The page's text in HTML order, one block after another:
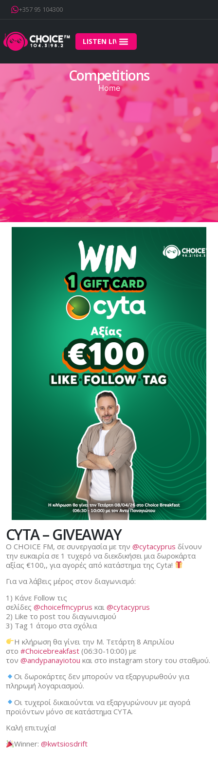
+357 95 104300
LISTEN LIVE
Competitions
Home
CYTA – GIVEAWAY
O CHOICE FM, σε συνεργασία με την @cytacyprus δίνουν
την ευκαιρία σε 1 τυχερό να διεκδικήσει μια δωροκάρτα
αξίας €100,, για αγορές από κατάστημα της Cyta!
Για να λάβεις μέρος στον διαγωνισμό:
1) Κάνε Follow τις
σελίδες @choicefmcyprus και @cytacyprus
2) Like το post του διαγωνισμού
3) Tag 1 άτομο στα σχόλια
Η κλήρωση θα γίνει την Μ. Τετάρτη 8 Απριλίου
στο #Choicebreakfast (06:30-10:00) με
τον @andypanayiotou και στο instagram story του σταθμού.
Οι δωροκάρτες δεν μπορούν να εξαργυρωθούν για
πληρωμή λογαριασμού.
Οι τυχεροί δικαιούνται να εξαργυρώνουν με αγορά
προϊόντων μόνο σε κατάστημα CYTA.
Καλή επιτυχία!
Winner:@kwtsiosdrift